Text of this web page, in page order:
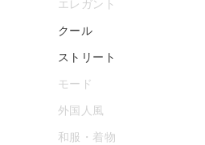
エレガント
クール
ストリート
モード
外国人風
和服・着物